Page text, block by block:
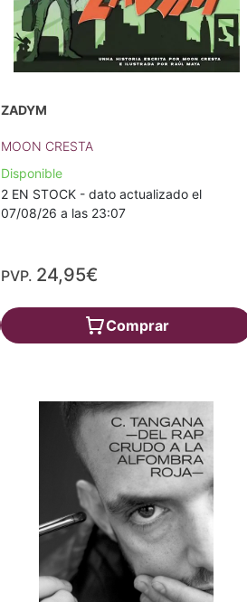
ZADYM
MOON CRESTA
Disponible
2 EN STOCK - dato actualizado el
07/08/26 a las 23:07
PVP. 24,95€
Comprar